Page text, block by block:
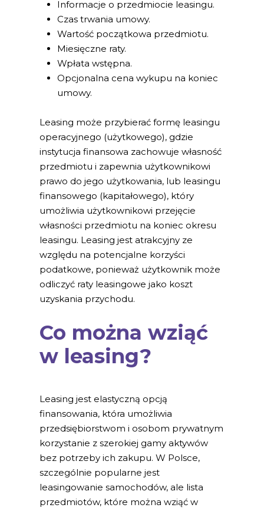
Informacje o przedmiocie leasingu.
Czas trwania umowy.
Wartość początkowa przedmiotu.
Miesięczne raty.
Wpłata wstępna.
Opcjonalna cena wykupu na koniec
umowy.
Leasing może przybierać formę leasingu
operacyjnego (użytkowego), gdzie
instytucja finansowa zachowuje własność
przedmiotu i zapewnia użytkownikowi
prawo do jego użytkowania, lub leasingu
finansowego (kapitałowego), który
umożliwia użytkownikowi przejęcie
własności przedmiotu na koniec okresu
leasingu. Leasing jest atrakcyjny ze
względu na potencjalne korzyści
podatkowe, ponieważ użytkownik może
odliczyć raty leasingowe jako koszt
uzyskania przychodu.
Co można wziąć
w leasing?
Leasing jest elastyczną opcją
finansowania, która umożliwia
przedsiębiorstwom i osobom prywatnym
korzystanie z szerokiej gamy aktywów
bez potrzeby ich zakupu. W Polsce,
szczególnie popularne jest
leasingowanie samochodów, ale lista
przedmiotów, które można wziąć w